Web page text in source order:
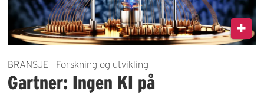
BRANSJE | Forskning og utvikling
Gartner: Ingen KI på